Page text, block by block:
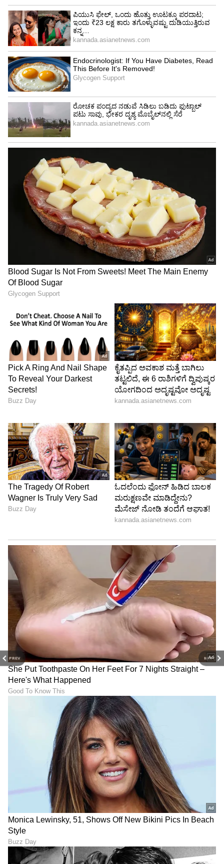
PREV NEXT
ಒಮ್ಮೆ ಚಿನ್ನ ನೀವು ಖರೀದಿಸಿದ್ದೀರಿ ಎಂದಾದರೆ ಅದು ಒಂದು
ರೀತಿಯ ಹೂಡಿಕೆಯಂತೆಯೇ. ಅನೇಕರು ಮದುವೆ
ಮುಂಜಿಗಳಿಗೆ ಮಾತ್ರವಲ್ಲದೇ ಕಷ್ಟಕಾಲಕ್ಕೆ ನೆರವಿಗೆ
ಬರಬಹುದು ಎಂಬ ಕಾರಣಕ್ಕೂ ಚಿನ್ನ ಖರೀದಿಸುತ್ತಾರೆ.
ಆಭರಣದ ಬದಲು ಚಿನ್ನದ ಬಿಸ್ಕೆಟ್‌, ಚಿನ್ನದ ಬಾಂಡ್
ಖರೀದಿಸಿದರೆ ಅದು ಒಂದು ರೀತಿಯ ಹೂಡಿಕೆಯಂತೆಯೇ
ಇದು ಎಂದಿಗೂ ಸೆಕೆಂಡ್ ಹ್ಯಾಂಡ್ ಆಗುವುದಿಲ್ಲ. ಇದನ್ನು ನೀವು
ಆ ದಿನದ ಚಿನ್ನದ ದರ ಹೇಗಿದೆ ಎಂಬುದರ ಮೇಲೆ ಬಹು
ವರ್ಷಗಳ ನಂತರವೂ ಉತ್ತಮ ದರವನ್ನು ಪಡೆಯಬಹುದು.
ಹೀಗಾಗಿಯೇ ಚಿನ್ನ ಹೂಡಿಕೆದಾರರ ಅಚ್ಚುಮೆಚ್ಚಿನ ಹೂಡಿಕೆಯ
ವಿಷಯವಾಗಿದೆ. ಅಲ್ಲದೇ ಷೇರು ಮಾರುಕಟ್ಟೆಯ
ಹೂಡಿಕೆದಾರರು ಮಾತ್ರವಲ್ಲದೇ ಜನ ಸಾಮಾನ್ಯರು ಕೂಡ
ಚಿನ್ನದ ದರದ ಮೇಲೆ ಒಂದು ಕಣ್ಣಿಟ್ಟಿರುತ್ತಾರೆ.